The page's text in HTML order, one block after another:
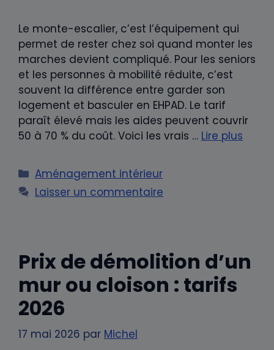
Le monte-escalier, c’est l’équipement qui
permet de rester chez soi quand monter les
marches devient compliqué. Pour les seniors
et les personnes à mobilité réduite, c’est
souvent la différence entre garder son
logement et basculer en EHPAD. Le tarif
paraît élevé mais les aides peuvent couvrir
50 à 70 % du coût. Voici les vrais … Lire plus
Catégories
Aménagement intérieur
Laisser un commentaire
Prix de démolition d’un
mur ou cloison : tarifs
2026
17 mai 2026 par Michel